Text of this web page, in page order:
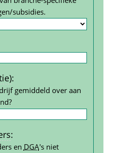
subsidies.
:
gemiddeld over aan
:
en DGA's niet